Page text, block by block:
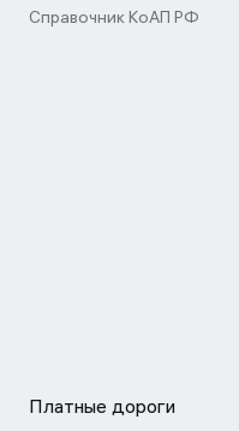
Справочник КоАП РФ
Платные дороги